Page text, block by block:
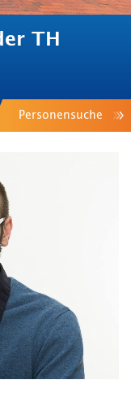
TH
Personensuche